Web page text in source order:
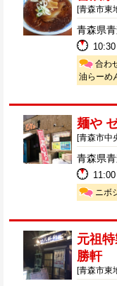
[青森市東
青森県
合わ
油らーめ
麺や
[青森市中
青森県
ニボ
元祖
勝軒
[青森市東